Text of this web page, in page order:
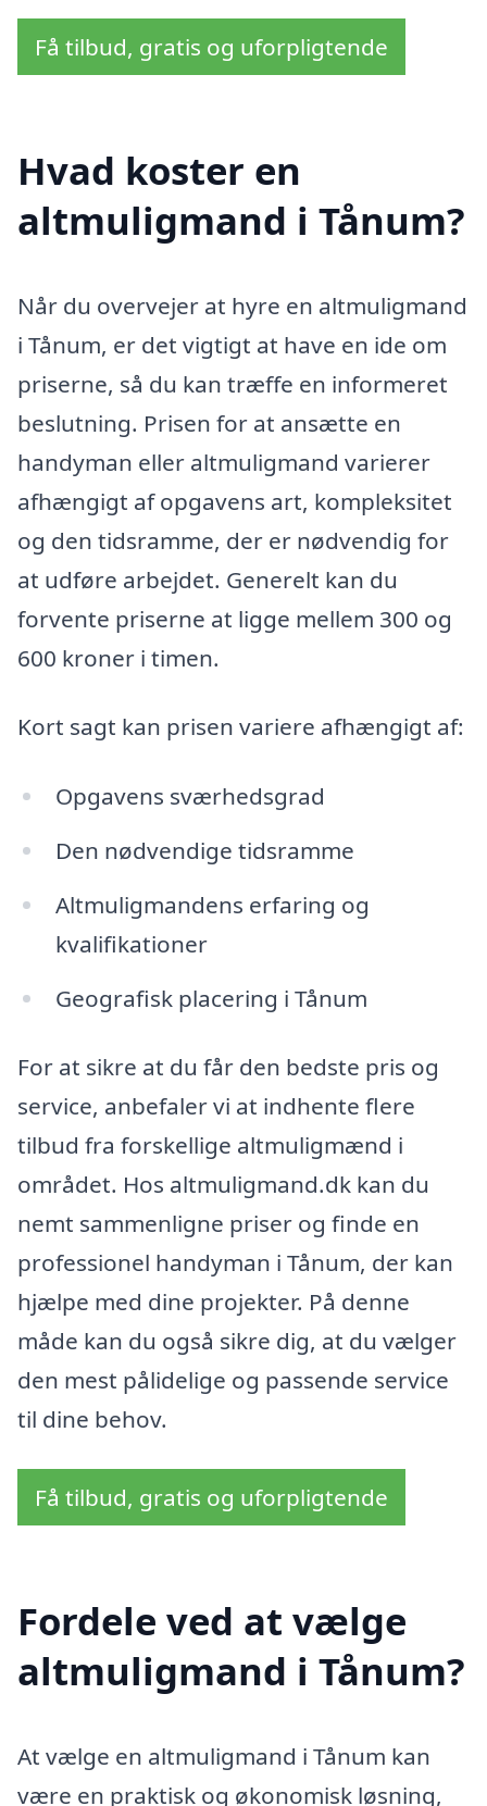
Få tilbud, gratis og uforpligtende
Hvad koster en
altmuligmand i Tånum?
Når du overvejer at hyre en altmuligmand
i Tånum, er det vigtigt at have en ide om
priserne, så du kan træffe en informeret
beslutning. Prisen for at ansætte en
handyman eller altmuligmand varierer
afhængigt af opgavens art, kompleksitet
og den tidsramme, der er nødvendig for
at udføre arbejdet. Generelt kan du
forvente priserne at ligge mellem 300 og
600 kroner i timen.
Kort sagt kan prisen variere afhængigt af:
Opgavens sværhedsgrad
Den nødvendige tidsramme
Altmuligmandens erfaring og
kvalifikationer
Geografisk placering i Tånum
For at sikre at du får den bedste pris og
service, anbefaler vi at indhente flere
tilbud fra forskellige altmuligmænd i
området. Hos altmuligmand.dk kan du
nemt sammenligne priser og finde en
professionel handyman i Tånum, der kan
hjælpe med dine projekter. På denne
måde kan du også sikre dig, at du vælger
den mest pålidelige og passende service
til dine behov.
Få tilbud, gratis og uforpligtende
Fordele ved at vælge
altmuligmand i Tånum?
At vælge en altmuligmand i Tånum kan
være en praktisk og økonomisk løsning,